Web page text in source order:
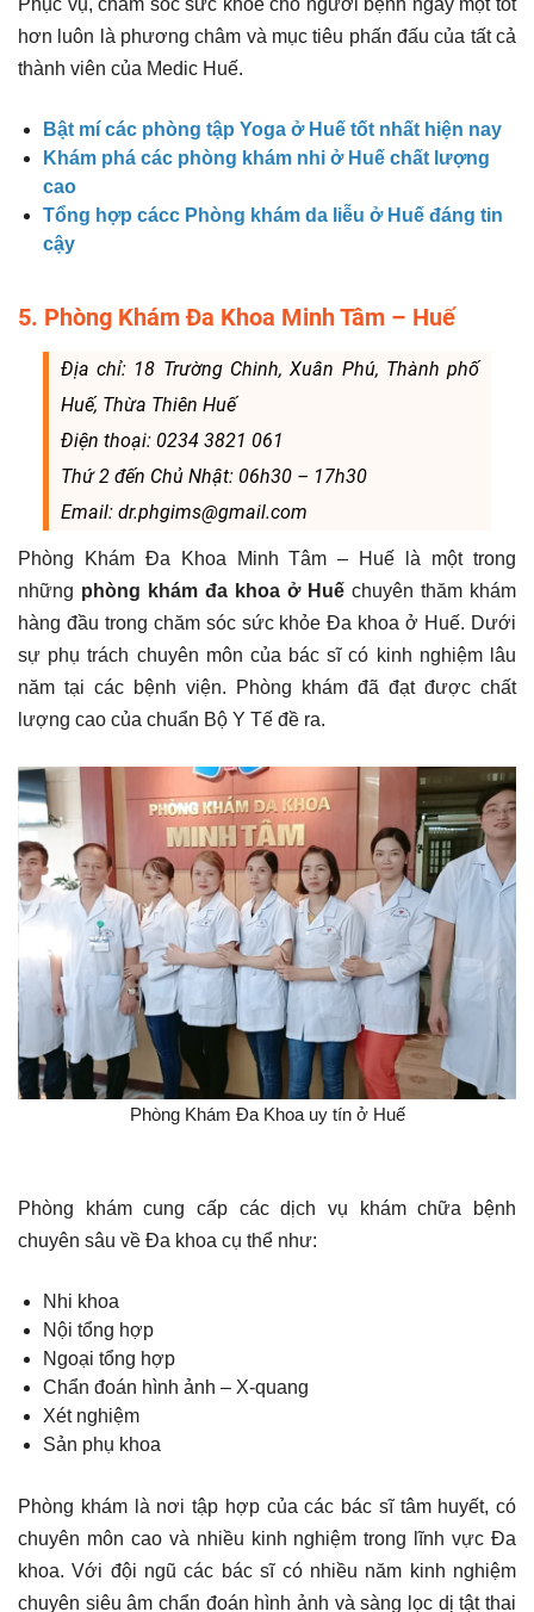
Phục vụ, chăm sóc sức khỏe cho người bệnh ngay một tốt
hơn luôn là phương châm và mục tiêu phấn đấu của tất cả
thành viên của Medic Huế.
Bật mí các phòng tập Yoga ở Huế tốt nhất hiện nay
Khám phá các phòng khám nhi ở Huế chất lượng
cao
Tổng hợp cácc Phòng khám da liễu ở Huế đáng tin
cậy
5. Phòng Khám Đa Khoa Minh Tâm – Huế
Địa chỉ: 18 Trường Chinh, Xuân Phú, Thành phố
Huế, Thừa Thiên Huế
Điện thoại: 0234 3821 061
Thứ 2 đến Chủ Nhật: 06h30 – 17h30
Email: dr.phgims@gmail.com
Phòng Khám Đa Khoa Minh Tâm – Huế là một trong
những phòng khám đa khoa ở Huế chuyên thăm khám
hàng đầu trong chăm sóc sức khỏe Đa khoa ở Huế. Dưới
sự phụ trách chuyên môn của bác sĩ có kinh nghiệm lâu
năm tại các bệnh viện. Phòng khám đã đạt được chất
lượng cao của chuẩn Bộ Y Tế đề ra.
Phòng Khám Đa Khoa uy tín ở Huế
Phòng khám cung cấp các dịch vụ khám chữa bệnh
chuyên sâu về Đa khoa cụ thể như:
Nhi khoa
Nội tổng hợp
Ngoại tổng hợp
Chẩn đoán hình ảnh – X-quang
Xét nghiệm
Sản phụ khoa
Phòng khám là nơi tập hợp của các bác sĩ tâm huyết, có
chuyên môn cao và nhiều kinh nghiệm trong lĩnh vực Đa
khoa. Với đội ngũ các bác sĩ có nhiều năm kinh nghiệm
chuyên siêu âm chẩn đoán hình ảnh và sàng lọc dị tật thai